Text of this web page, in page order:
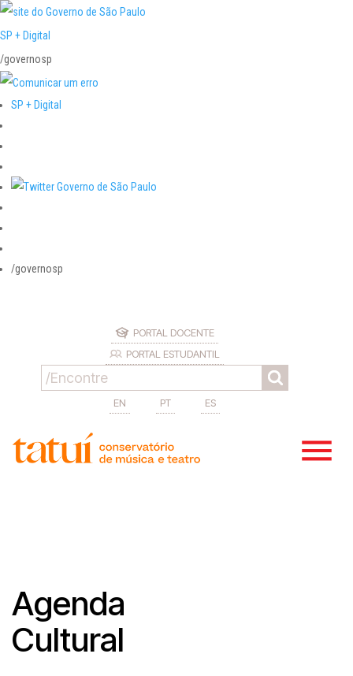
SP + Digital
/governosp
SP + Digital
/governosp
PORTAL DOCENTE
PORTAL ESTUDANTIL
EN PT ES
Agenda
Cultural